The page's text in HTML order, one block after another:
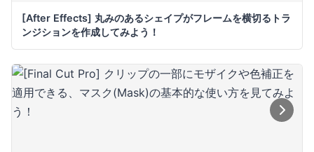
[After Effects] 丸みのあるシェイプがフレームを横切るトラ
ンジションを作成してみよう！